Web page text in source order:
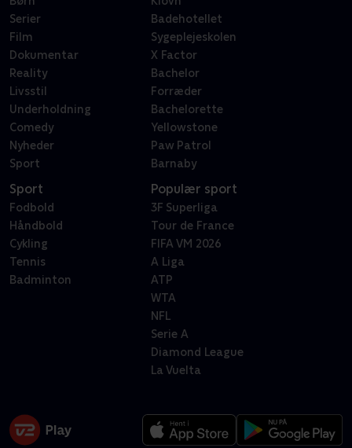
Serier
Film
Dokumentar
Reality
Livsstil
Underholdning
Comedy
Nyheder
Sport
Badehotellet
Sygeplejeskolen
X Factor
Bachelor
Forræder
Bachelorette
Yellowstone
Paw Patrol
Barnaby
Sport
Fodbold
Håndbold
Cykling
Tennis
Badminton
Populær sport
3F Superliga
Tour de France
FIFA VM 2026
A Liga
ATP
WTA
NFL
Serie A
Diamond League
La Vuelta